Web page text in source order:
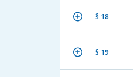
§ 18
§ 19